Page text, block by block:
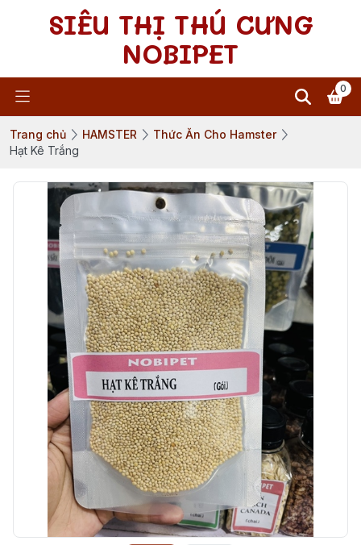
SIÊU THỊ THÚ CƯNG
NOBIPET
0
Trang chủ HAMSTER
Thức Ăn Cho Hamster
Hạt Kê Trắng